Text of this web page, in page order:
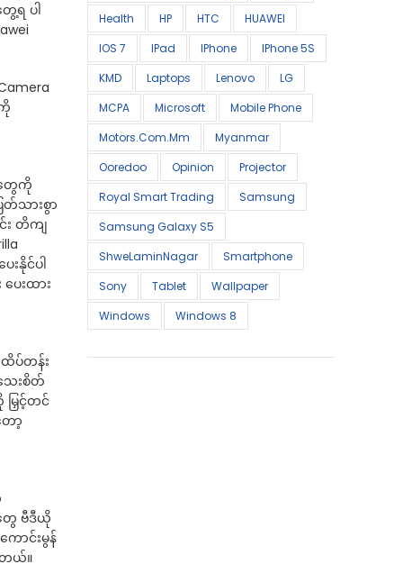
ရ ပါ
တွေကို
တ်သားစွာ
း တိကျ
နိုင်ပါ
ေးထား
ထိပ်တန်း
ေးစိတ်
မြှင့်တင်
ော့
ေ ဗီဒီယို
ာင်းမွန်
တယ်။
Health
HP HTC
HUAWEI
IOS 7
IPad IPhone
IPhone 5S
KMD
Laptops Lenovo
LG
MCPA
Microsoft
Mobile Phone
Motors.com.mm
Myanmar
Ooredoo
Opinion
Projector
Royal Smart Trading
Samsung
Samsung Galaxy S5
ShweLaminNagar
Smartphone
Sony
Tablet
Wallpaper
Windows
Windows 8